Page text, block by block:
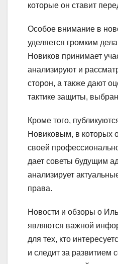
которые он ставит
Особое внимание в
уделяется громким
Новиков принимает
анализируют и
сторон, а также дают
тактике защиты,
Кроме того,
Новиковым, в которых
своей
дает советы будущим
анализирует
права.
Новости и обзоры о
являются важной
для тех, кто
и следит за развитием